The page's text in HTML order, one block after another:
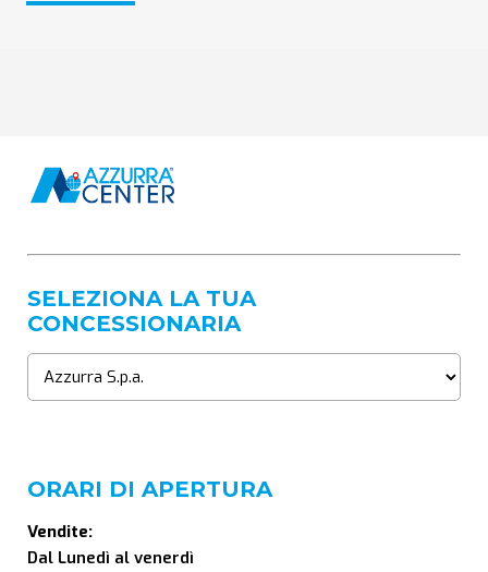
SELEZIONA LA TUA
CONCESSIONARIA
ORARI DI APERTURA
Vendite:
Dal Lunedì al venerdì